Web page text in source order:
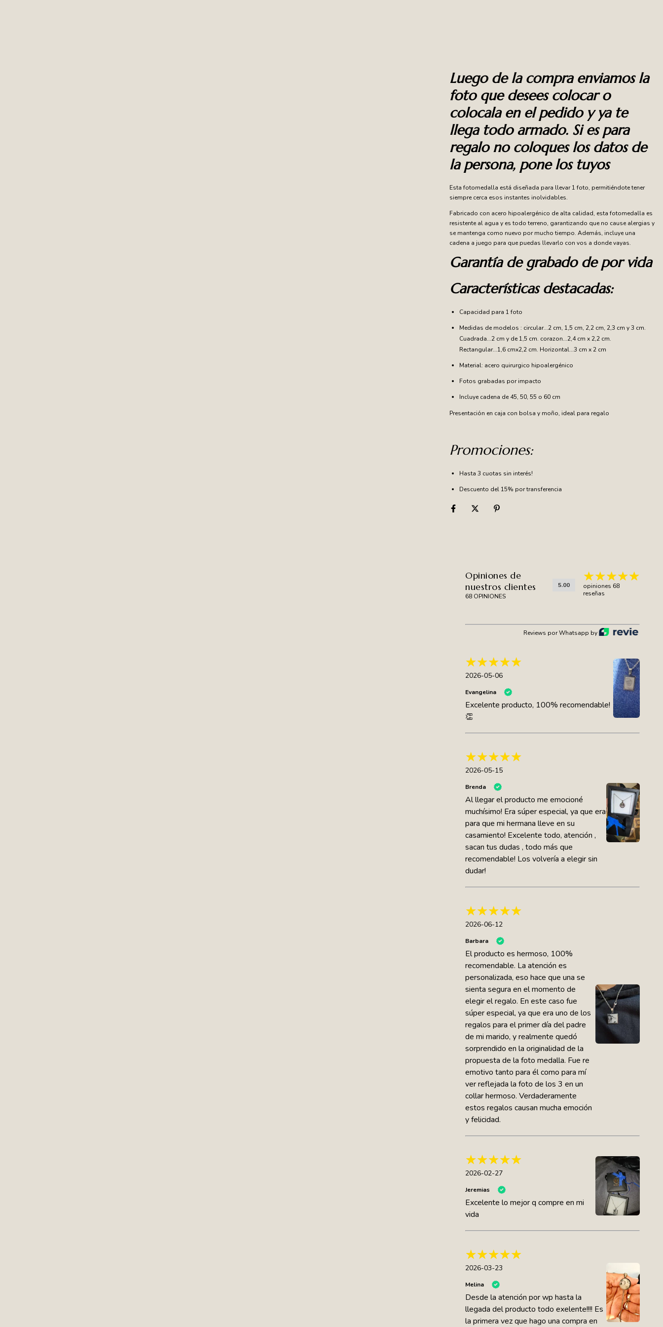
Luego de la compra enviamos la
foto que desees colocar o
colocala en el pedido y ya te
llega todo armado. Si es para
regalo no coloques los datos de
la persona, pone los tuyos
Esta fotomedalla está diseñada para llevar 1 foto, permitiéndote tener
siempre cerca esos instantes inolvidables.
Fabricado con acero hipoalergénico de alta calidad, esta fotomedalla es
resistente al agua y es todo terreno, garantizando que no cause alergias y
se mantenga como nuevo por mucho tiempo. Además, incluye una
cadena a juego para que puedas llevarlo con vos a donde vayas.
Garantía de grabado de por vida
Características destacadas:
Capacidad para 1 foto
Medidas de modelos : circular...2 cm, 1,5 cm, 2,2 cm, 2,3 cm y 3 cm.
Cuadrada...2 cm y de 1,5 cm. corazon...2,4 cm x 2,2 cm.
Rectangular...1,6 cmx2,2 cm. Horizontal...3 cm x 2 cm
Material: acero quirurgico hipoalergénico
Fotos grabadas por impacto
Incluye cadena de 45, 50, 55 o 60 cm
Presentación en caja con bolsa y moño, ideal para regalo
Promociones:
Hasta 3 cuotas sin interés!
Descuento del 15% por transferencia
Opiniones de
nuestros clientes
68 OPINIONES
5.00
opiniones 68
reseñas
Reviews por Whatsapp by
2026-05-06
Evangelina
Excelente producto, 100% recomendable!
👏
2026-05-15
Brenda
Al llegar el producto me emocioné
muchísimo! Era súper especial, ya que era
para que mi hermana lleve en su
casamiento! Excelente todo, atención ,
sacan tus dudas , todo más que
recomendable! Los volvería a elegir sin
dudar!
2026-06-12
Barbara
El producto es hermoso, 100%
recomendable. La atención es
personalizada, eso hace que una se
sienta segura en el momento de
elegir el regalo. En este caso fue
súper especial, ya que era uno de los
regalos para el primer día del padre
de mi marido, y realmente quedó
sorprendido en la originalidad de la
propuesta de la foto medalla. Fue re
emotivo tanto para él como para mí
ver reflejada la foto de los 3 en un
collar hermoso. Verdaderamente
estos regalos causan mucha emoción
y felicidad.
2026-02-27
Jeremias
Excelente lo mejor q compre en mi
vida
2026-03-23
Melina
Desde la atención por wp hasta la
llegada del producto todo exelente!!!! Es
la primera vez que hago una compra en